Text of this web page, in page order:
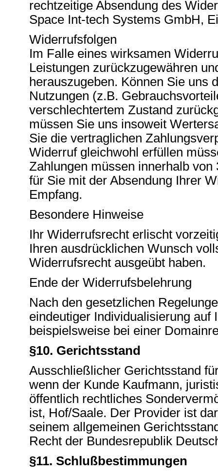
rechtzeitige Absendung des
Space Int-tech Systems GmbH,
Widerrufsfolgen
Im Falle eines wirksamen
Leistungen zurückzugewähren
herauszugeben. Können Sie uns
Nutzungen (z.B.
verschlechtertem Zustand
müssen Sie uns insoweit
Sie die vertraglichen
Widerruf gleichwohl erfüllen
Zahlungen müssen innerhalb
für Sie mit der Absendung Ihrer
Empfang.
Besondere Hinweise
Ihr Widerrufsrecht erlischt
Ihren ausdrücklichen Wunsch
Widerrufsrecht ausgeübt haben.
Ende der Widerrufsbelehrung
Nach den gesetzlichen
eindeutiger Individualisierung auf
beispielsweise bei einer
§10. Gerichtsstand
Ausschließlicher Gerichtsstand
wenn der Kunde Kaufmann,
öffentlich rechtliches
ist, Hof/Saale. Der Provider ist
seinem allgemeinen
Recht der Bundesrepublik
§11. Schlußbestimmungen